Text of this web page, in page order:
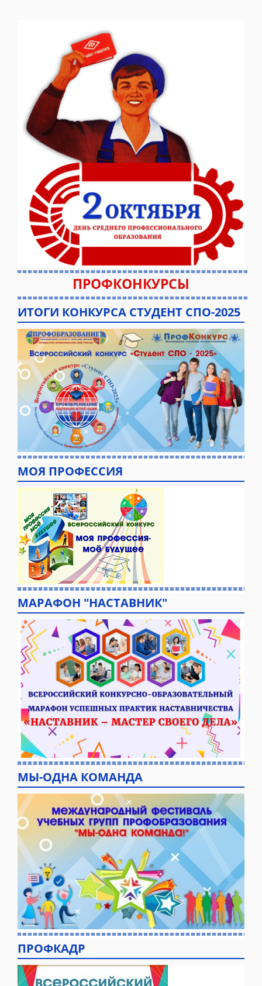
ПРОФКОНКУРСЫ
ИТОГИ КОНКУРСА СТУДЕНТ СПО-2025
МОЯ ПРОФЕССИЯ
МАРАФОН "НАСТАВНИК"
МЫ-ОДНА КОМАНДА
ПРОФКАДР